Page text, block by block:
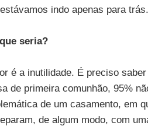
indo apenas para
seria?
é a inutilidade. É preciso
de primeira comunhão, 95%
de um casamento, em
de algum modo, com